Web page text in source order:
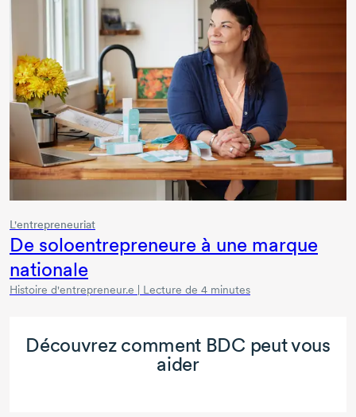
L'entrepreneuriat
De soloentrepreneure à une marque
nationale
Histoire d'entrepreneur.e | Lecture de 4 minutes
Découvrez comment BDC peut vous
aider